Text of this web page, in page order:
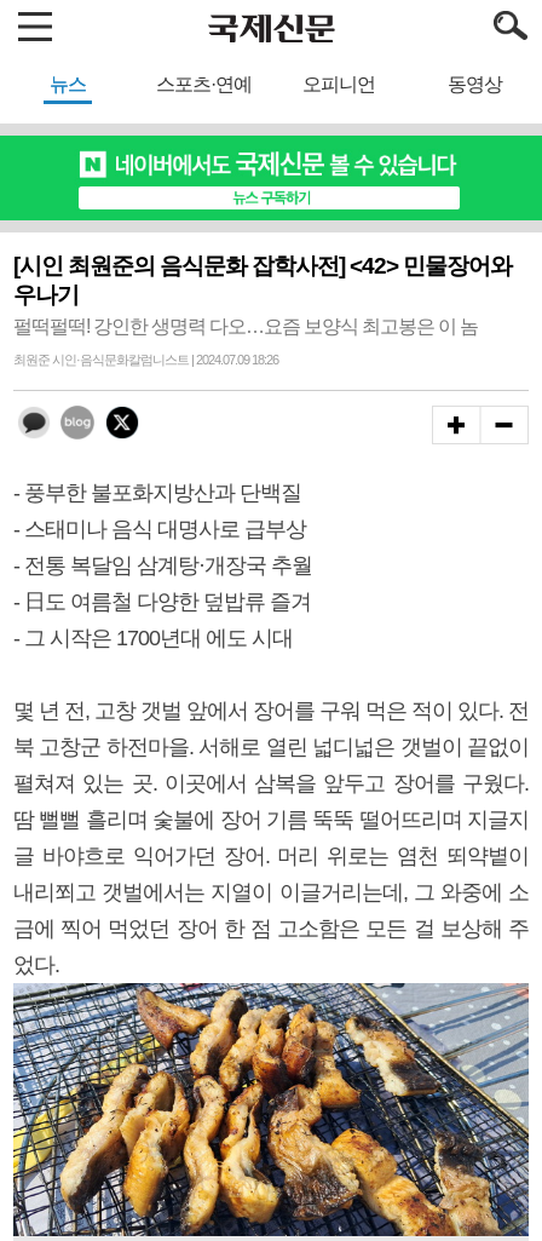
뉴스 스포츠·연예 오피니언 동영상
[시인 최원준의 음식문화 잡학사전] <42> 민물장어와
우나기
펄떡펄떡! 강인한 생명력 다오…요즘 보양식 최고봉은 이 놈
최원준 시인·음식문화칼럼니스트 | 2024.07.09 18:26
- 풍부한 불포화지방산과 단백질
- 스태미나 음식 대명사로 급부상
- 전통 복달임 삼계탕·개장국 추월
- 日도 여름철 다양한 덮밥류 즐겨
- 그 시작은 1700년대 에도 시대
몇 년 전, 고창 갯벌 앞에서 장어를 구워 먹은 적이 있다. 전
북 고창군 하전마을. 서해로 열린 넓디넓은 갯벌이 끝없이
펼쳐져 있는 곳. 이곳에서 삼복을 앞두고 장어를 구웠다.
땀 뻘뻘 흘리며 숯불에 장어 기름 뚝뚝 떨어뜨리며 지글지
글 바야흐로 익어가던 장어. 머리 위로는 염천 뙤약볕이
내리쬐고 갯벌에서는 지열이 이글거리는데, 그 와중에 소
금에 찍어 먹었던 장어 한 점 고소함은 모든 걸 보상해 주
었다.